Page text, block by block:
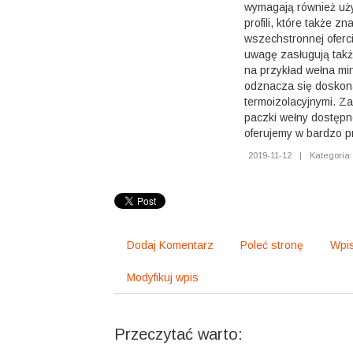
wymagają również
profili, które także
wszechstronnej
uwagę zasługują
na przykład wełna
odznacza się
termoizolacyjnymi.
paczki wełny
oferujemy w bardzo
2019-11-12 |
Dodaj Komentarz Poleć stronę
Modyfikuj wpis
Przeczytać warto: